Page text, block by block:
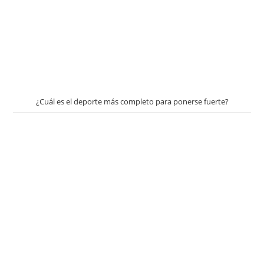
¿Cuál es el deporte más completo para ponerse fuerte?